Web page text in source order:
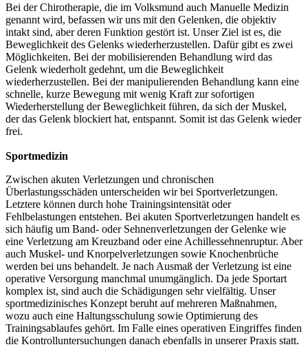
Bei der Chirotherapie, die im Volksmund auch Manuelle Medizin
genannt wird, befassen wir uns mit den Gelenken, die objektiv
intakt sind, aber deren Funktion gestört ist. Unser Ziel ist es, die
Beweglichkeit des Gelenks wiederherzustellen. Dafür gibt es zwei
Möglichkeiten. Bei der mobilisierenden Behandlung wird das
Gelenk wiederholt gedehnt, um die Beweglichkeit
wiederherzustellen. Bei der manipulierenden Behandlung kann eine
schnelle, kurze Bewegung mit wenig Kraft zur sofortigen
Wiederherstellung der Beweglichkeit führen, da sich der Muskel,
der das Gelenk blockiert hat, entspannt. Somit ist das Gelenk wieder
frei.
Sportmedizin
Zwischen akuten Verletzungen und chronischen
Überlastungsschäden unterscheiden wir bei Sportverletzungen.
Letztere können durch hohe Trainingsintensität oder
Fehlbelastungen entstehen. Bei akuten Sportverletzungen handelt es
sich häufig um Band- oder Sehnenverletzungen der Gelenke wie
eine Verletzung am Kreuzband oder eine Achillessehnenruptur. Aber
auch Muskel- und Knorpelverletzungen sowie Knochenbrüche
werden bei uns behandelt. Je nach Ausmaß der Verletzung ist eine
operative Versorgung manchmal unumgänglich. Da jede Sportart
komplex ist, sind auch die Schädigungen sehr vielfältig. Unser
sportmedizinisches Konzept beruht auf mehreren Maßnahmen,
wozu auch eine Haltungsschulung sowie Optimierung des
Trainingsablaufes gehört. Im Falle eines operativen Eingriffes finden
die Kontrolluntersuchungen danach ebenfalls in unserer Praxis statt.